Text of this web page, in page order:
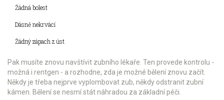
Žádná bolest
Dásně nekrvácí
Žádný zápach z úst
Pak musíte znovu navštívit zubního lékaře. Ten provede kontrolu -
možná i rentgen - a rozhodne, zda je možné bělení znovu začít.
Někdy je třeba nejprve vyplombovat zub, někdy odstranit zubní
kámen. Bělení se nesmí stát náhradou za základní péči.